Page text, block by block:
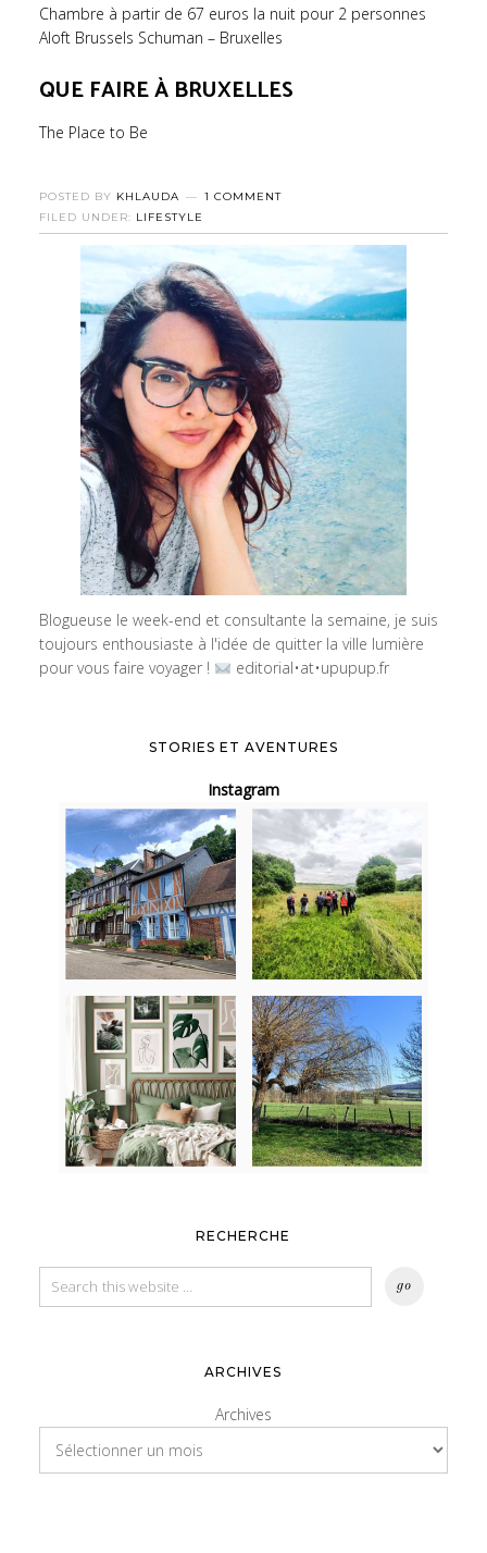
Chambre à partir de 67 euros la nuit pour 2 personnes
Aloft Brussels Schuman – Bruxelles
QUE FAIRE À BRUXELLES
The Place to Be
POSTED BY KHLAUDA
1 COMMENT
FILED UNDER: LIFESTYLE
Blogueuse le week-end et consultante la semaine, je suis
toujours enthousiaste à l'idée de quitter la ville lumière
pour vous faire voyager !
editorial•at•upupup.fr
STORIES ET AVENTURES
Instagram
RECHERCHE
ARCHIVES
Archives